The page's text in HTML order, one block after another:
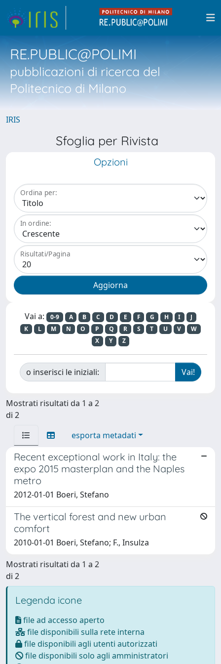
RE.PUBLIC@POLIMI
pubblicazioni di ricerca del
Politecnico di Milano
IRIS
Sfoglia per Rivista
Opzioni
Ordina per:
In ordine:
Risultati/Pagina
Vai a: 0-9 A B C D E F G H I
J
K
L M N O P Q R S T U V
W
X
Y Z
o inserisci le iniziali:
Mostrati risultati da 1 a 2
di 2
esporta metadati
Recent exceptional work in Italy: the
expo 2015 masterplan and the Naples
metro
2012-01-01 Boeri, Stefano
The vertical forest and new urban
comfort
2010-01-01 Boeri, Stefano; F., Insulza
Mostrati risultati da 1 a 2
di 2
Legenda icone
file ad accesso aperto
file disponibili sulla rete interna
file disponibili agli utenti autorizzati
file disponibili solo agli amministratori